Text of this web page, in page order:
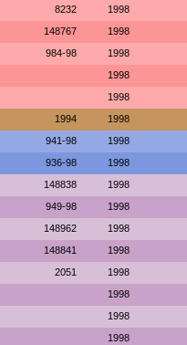
8232 1998
148767 1998
984-98 1998
1998
1998
1994 1998
941-98 1998
936-98 1998
148838 1998
949-98 1998
148962 1998
148841 1998
2051 1998
1998
1998
1998